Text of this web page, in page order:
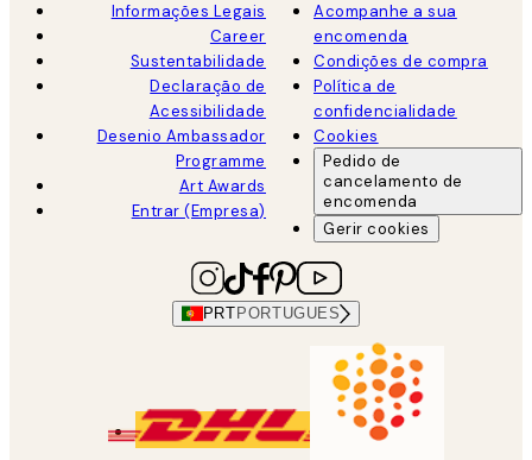
Informações Legais
Career
Sustentabilidade
Declaração de
Acessibilidade
Desenio Ambassador
Programme
Art Awards
Entrar (Empresa)
Acompanhe a sua
encomenda
Condições de compra
Política de
confidencialidade
Cookies
Pedido de
cancelamento de
encomenda
Gerir cookies
PRT PORTUGUES